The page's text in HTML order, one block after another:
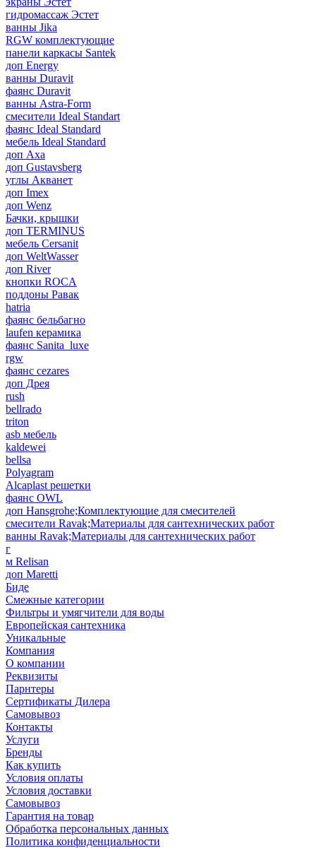
гидромассаж Эстет
ванны Jika
RGW комплектующие
панели каркасы Santek
доп Energy
ванны Duravit
фаянс Duravit
ванны Astra-Form
смесители Ideal Standart
фаянс Ideal Standard
мебель Ideal Standard
доп Axa
доп Gustavsberg
углы Акванет
доп Imex
доп Wenz
Бачки, крышки
доп TERMINUS
мебель Cersanit
доп WeltWasser
доп River
кнопки ROCA
поддоны Равак
hatria
фаянс бельбагно
laufen керамика
фаянс Sanita_luxe
rgw
фаянс cezares
доп Дрея
rush
bellrado
triton
asb мебель
kaldewei
bellsa
Polyagram
Alcaplast решетки
фаянс OWL
доп Hansgrohe;Комплектующие для смесителей
смесители Ravak;Материалы для сантехнических работ
ванны Ravak;Материалы для сантехнических работ
г
м Relisan
доп Maretti
Биде
Смежные категории
Фильтры и умягчители для воды
Европейская сантехника
Уникальные
Компания
О компании
Реквизиты
Парнтеры
Сертификаты Дилера
Самовывоз
Контакты
Услуги
Бренды
Как купить
Условия оплаты
Условия доставки
Самовывоз
Гарантия на товар
Обработка персональных данных
Политика конфиденциальности